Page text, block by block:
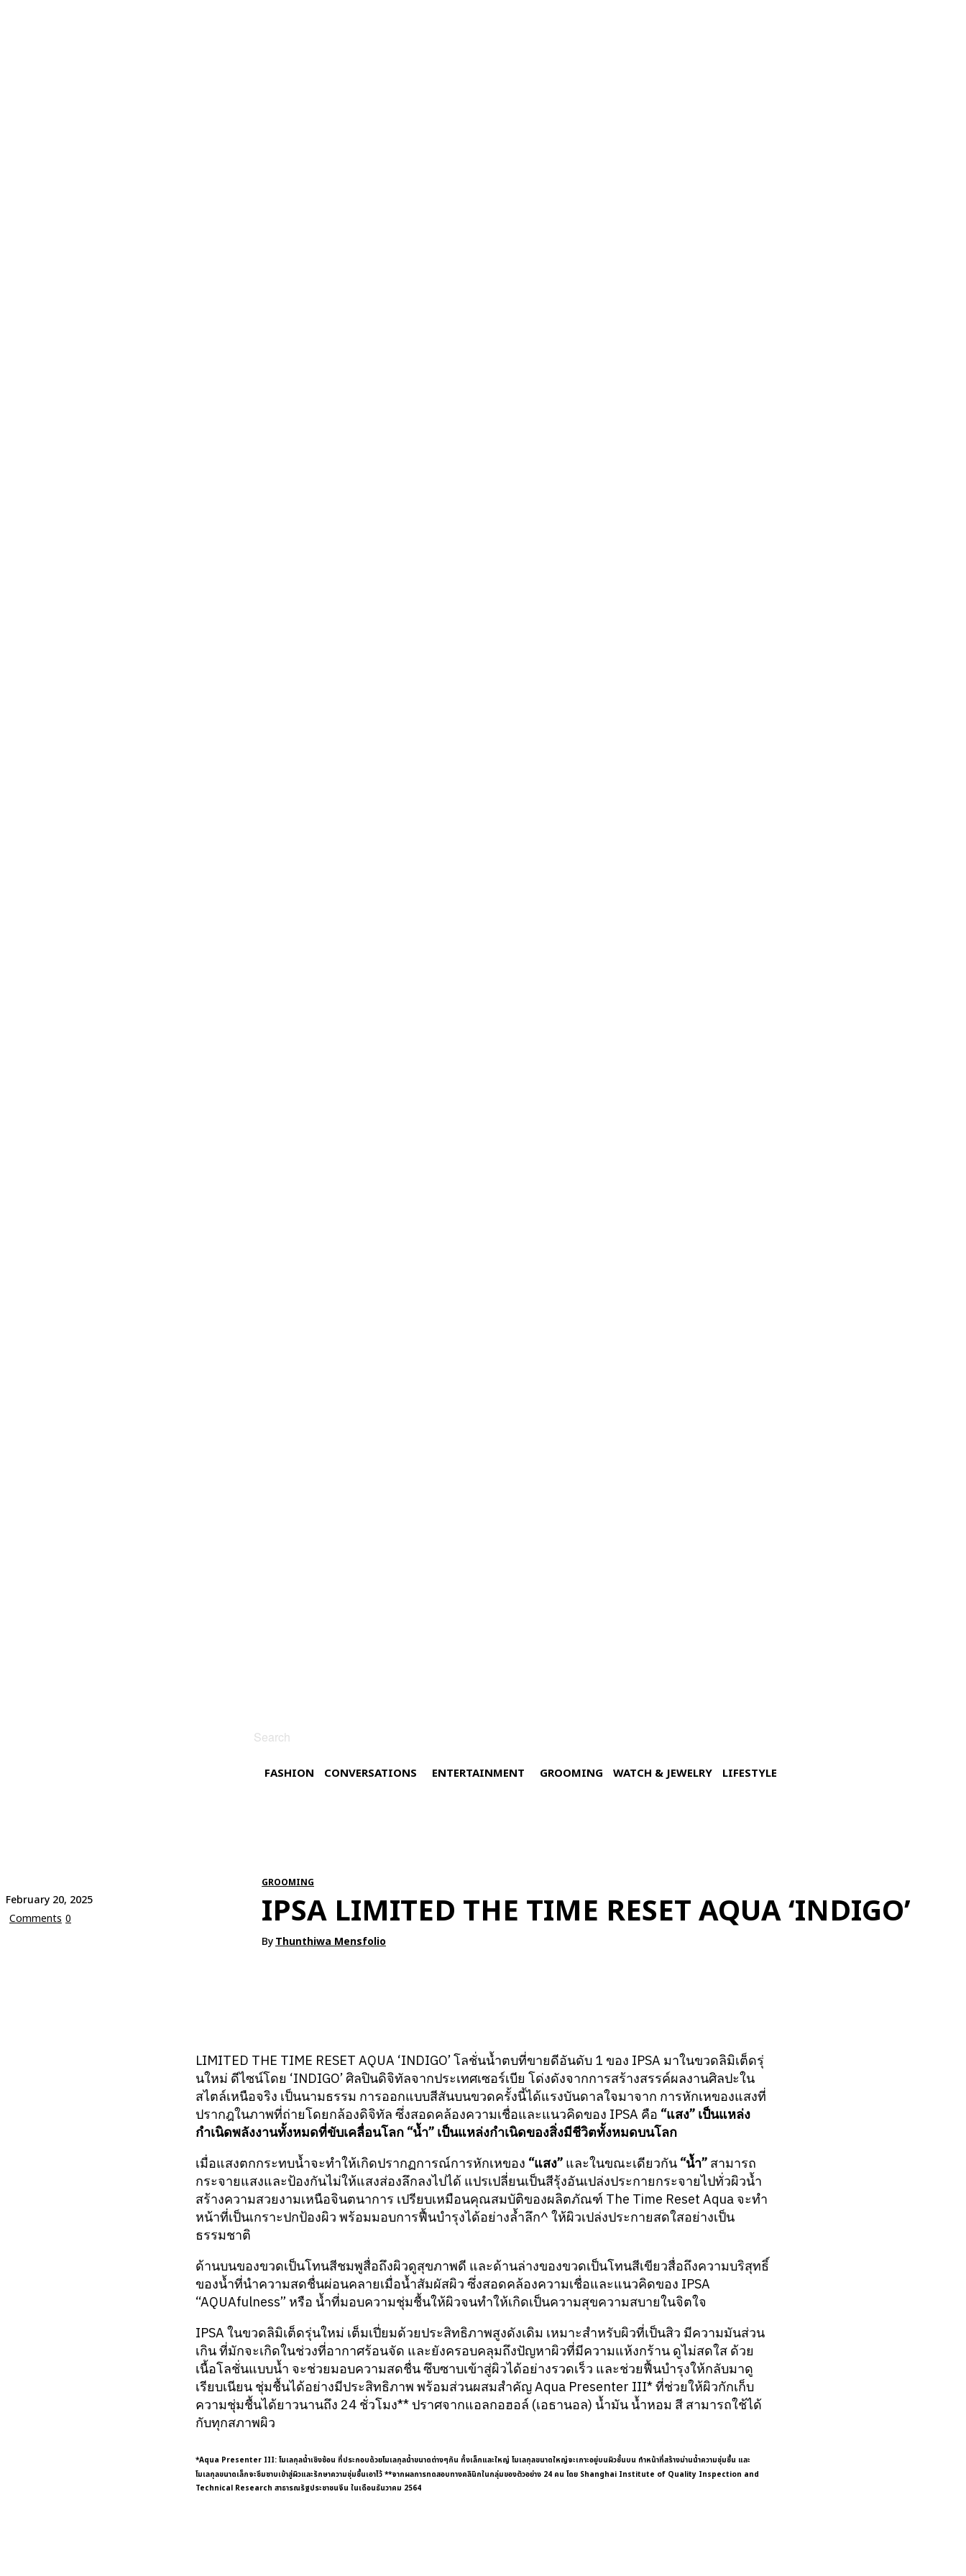
Search
FASHION CONVERSATIONS ENTERTAINMENT GROOMING WATCH & JEWELRY LIFESTYLE
February 20, 2025
Comments 0
GROOMING
IPSA LIMITED THE TIME RESET AQUA ‘INDIGO’
ByThunthiwa Mensfolio
LIMITED THE TIME RESET AQUA ‘INDIGO’ โลชั่นน้ำตบที่ขายดีอันดับ 1 ของ IPSA มาในขวดลิมิเต็ดรุ่
นใหม่ ดีไซน์โดย ‘INDIGO’ ศิลปินดิจิทัลจากประเทศเซอร์เบีย โด่งดังจากการสร้างสรรค์ผลงานศิลปะใน
สไตล์เหนือจริง เป็นนามธรรม การออกแบบสีสันบนขวดครั้งนี้ได้แรงบันดาลใจมาจาก การหักเหของแสงที่
ปรากฎในภาพที่ถ่ายโดยกล้องดิจิทัล ซึ่งสอดคล้องความเชื่อและแนวคิดของ IPSA คือ “แสง” เป็นแหล่ง
กำเนิดพลังงานทั้งหมดที่ขับเคลื่อนโลก “น้ำ” เป็นแหล่งกำเนิดของสิ่งมีชีวิตทั้งหมดบนโลก
เมื่อแสงตกกระทบน้ำจะทำให้เกิดปรากฏการณ์การหักเหของ “แสง” และในขณะเดียวกัน “น้ำ” สามารถ
กระจายแสงและป้องกันไม่ให้แสงส่องลึกลงไปได้ แปรเปลี่ยนเป็นสีรุ้งอันเปล่งประกายกระจายไปทั่วผิวน้ำ
สร้างความสวยงามเหนือจินตนาการ เปรียบเหมือนคุณสมบัติของผลิตภัณฑ์ The Time Reset Aqua จะทำ
หน้าที่เป็นเกราะปกป้องผิว พร้อมมอบการฟื้นบำรุงได้อย่างล้ำลึก^ ให้ผิวเปล่งประกายสดใสอย่างเป็น
ธรรมชาติ
ด้านบนของขวดเป็นโทนสีชมพูสื่อถึงผิวดูสุขภาพดี และด้านล่างของขวดเป็นโทนสีเขียวสื่อถึงความบริสุทธิ์
ของน้ำที่นำความสดชื่นผ่อนคลายเมื่อน้ำสัมผัสผิว ซึ่งสอดคล้องความเชื่อและแนวคิดของ IPSA
“AQUAfulness” หรือ น้ำที่มอบความชุ่มชื้นให้ผิวจนทำให้เกิดเป็นความสุขความสบายในจิตใจ
IPSA ในขวดลิมิเต็ดรุ่นใหม่ เต็มเปี่ยมด้วยประสิทธิภาพสูงดังเดิม เหมาะสำหรับผิวที่เป็นสิว มีความมันส่วน
เกิน ที่มักจะเกิดในช่วงที่อากาศร้อนจัด และยังครอบคลุมถึงปัญหาผิวที่มีความแห้งกร้าน ดูไม่สดใส ด้วย
เนื้อโลชั่นแบบน้ำ จะช่วยมอบความสดชื่น ซึบซาบเข้าสู่ผิวได้อย่างรวดเร็ว และช่วยฟื้นบำรุงให้กลับมาดู
เรียบเนียน ชุ่มชื้นได้อย่างมีประสิทธิภาพ พร้อมส่วนผสมสำคัญ Aqua Presenter III* ที่ช่วยให้ผิวกักเก็บ
ความชุ่มชื้นได้ยาวนานถึง 24 ชั่วโมง** ปราศจากแอลกอฮอล์ (เอธานอล) น้ำมัน น้ำหอม สี สามารถใช้ได้
กับทุกสภาพผิว
*Aqua Presenter III: โมเลกุลน้ำเชิงซ้อน ที่ประกอบด้วยโมเลกุลน้ำขนาดต่างๆกัน ทั้งเล็กและใหญ่ โมเลกุลขนาดใหญ่จะเกาะอยู่บนผิวชั้นบน ทำหน้าที่สร้างม่านน้ำความชุ่มชื้น และ
โมเลกุลขนาดเล็กจะซึมซาบเข้าสู่ผิวและรักษาความชุ่มชื้นเอาไว้ **จากผลการทดสอบทางคลินิกในกลุ่มของตัวอย่าง 24 คน โดย Shanghai Institute of Quality Inspection and
Technical Research สาธารณรัฐประชาชนจีน ในเดือนธันวาคม 2564